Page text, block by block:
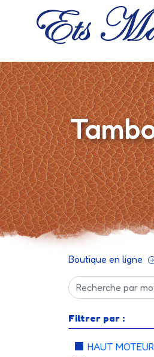
Boutique en ligne
Filtrer par :
HAUT MOTEUR